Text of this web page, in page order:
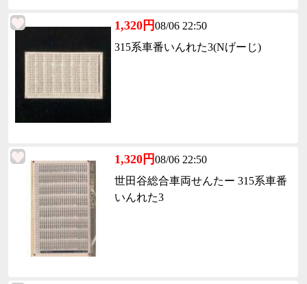
1,320円08/06 22:50
315系車番いんれた3(Nげーじ)
1,320円08/06 22:50
世田谷総合車両せんたー 315系車番
いんれた3